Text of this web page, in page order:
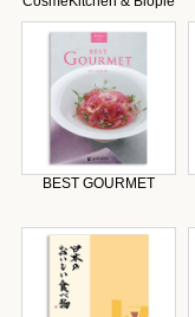
BEST GOURMET